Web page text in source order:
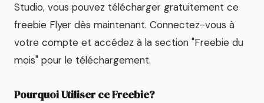
Studio, vous pouvez télécharger gratuitement ce
freebie Flyer dès maintenant. Connectez-vous à
votre compte et accédez à la section "Freebie du
mois" pour le téléchargement.
Pourquoi Utiliser ce Freebie?